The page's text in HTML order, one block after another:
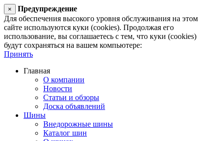
×
Предупреждение
Для обеспечения высокого уровня обслуживания на этом
сайте используются куки (cookies). Продолжая его
использование, вы соглашаетесь с тем, что куки (cookies)
будут сохраняться на вашем компьютере:
Принять
Главная
О компании
Новости
Статьи и обзоры
Доска объявлений
Шины
Внедорожные шины
Каталог шин